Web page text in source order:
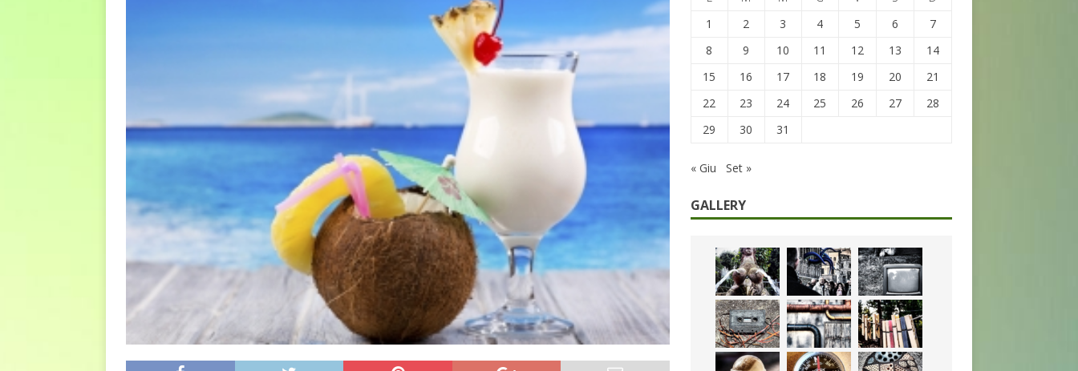
euro riguarda, non solo i premi in denaro, ma anche i benefit aziendali
DIRITTI E SOCIETÀ
Estate e caregiver: la sfida quotidiana dell’assistenza tra ferie e rinunce
1
2 3 4 5 6
7
8
9 10 11 12 13
14
15
16 17 18 19 20
21
22
23 24 25 26 27
28
29
30 31
« Giu Set »
GALLERY